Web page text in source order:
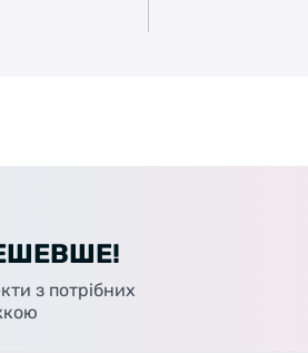
з потрібних